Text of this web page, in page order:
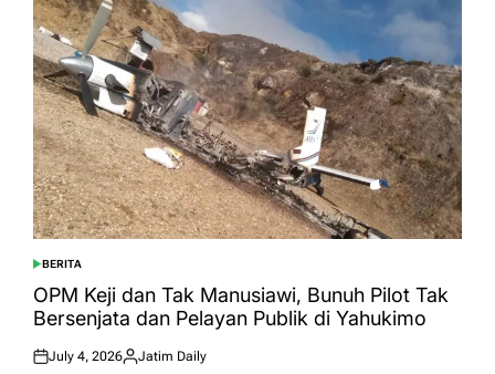
POSTED
IN
BERITA
OPM Keji dan Tak Manusiawi, Bunuh Pilot Tak
Bersenjata dan Pelayan Publik di Yahukimo
Posted
July 4, 2026
Posted
Jatim Daily